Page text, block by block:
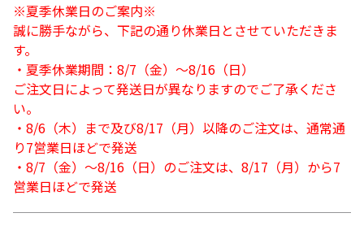
※夏季休業日のご案内※
誠に勝手ながら、下記の通り休業日とさせていただきま
す。
・夏季休業期間：8/7（金）～8/16（日）
ご注文日によって発送日が異なりますのでご了承くださ
い。
・8/6（木）まで及び8/17（月）以降のご注文は、通常通
り7営業日ほどで発送
・8/7（金）～8/16（日）のご注文は、8/17（月）から7
営業日ほどで発送